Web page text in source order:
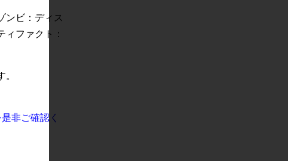
ンビ：ディス
ファクト：
非ご確認く